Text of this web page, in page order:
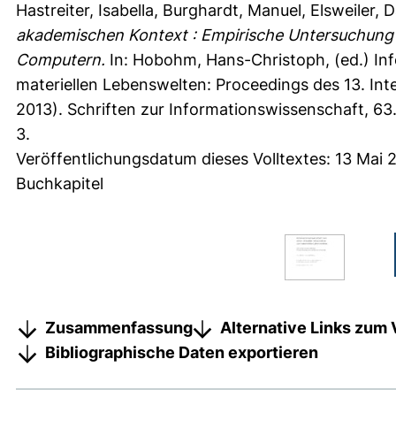
Hastreiter, Isabella, Burghardt, Manuel, Elsweiler,
akademischen Kontext : Empirische
Computern. In: Hobohm, Hans-Christoph, (ed.)
materiellen Lebenswelten: Proceedings des 13.
2013). Schriften zur Informationswissenschaft,
3.
Veröffentlichungsdatum dieses Volltextes: 13 Mai
Buchkapitel
Zusammenfassung
Alternative Links zum
Bibliographische Daten exportieren